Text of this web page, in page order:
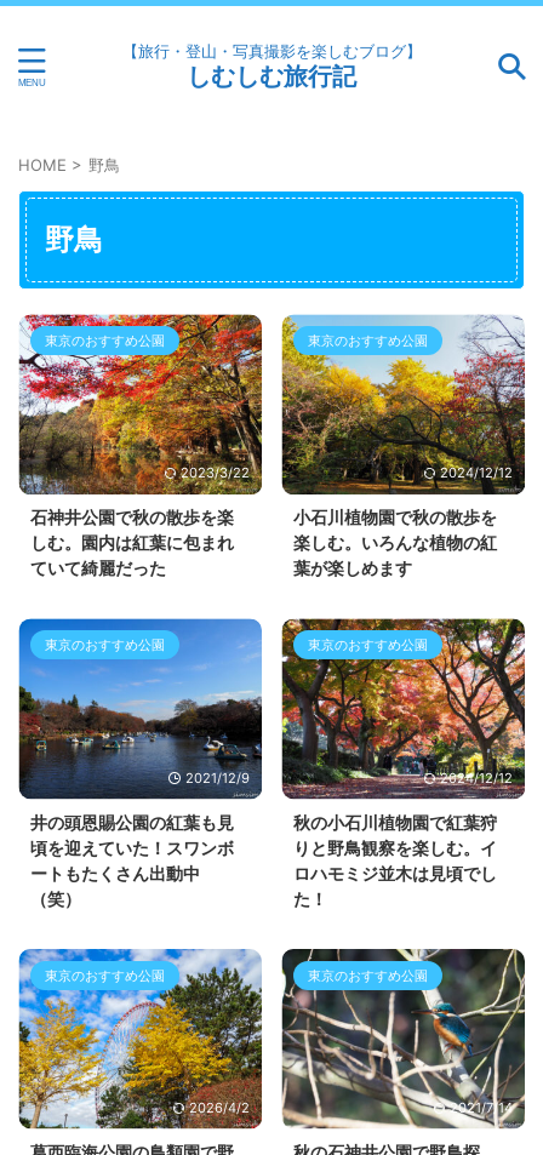
【旅行・登山・写真撮影を楽しむブログ】
しむしむ旅行記
HOME > 野鳥
野鳥
東京のおすすめ公園
2023/3/22
石神井公園で秋の散歩を楽
しむ。園内は紅葉に包まれ
ていて綺麗だった
東京のおすすめ公園
2024/12/12
小石川植物園で秋の散歩を
楽しむ。いろんな植物の紅
葉が楽しめます
東京のおすすめ公園
2021/12/9
井の頭恩賜公園の紅葉も見
頃を迎えていた！スワンボ
ートもたくさん出動中
（笑）
東京のおすすめ公園
2024/12/12
秋の小石川植物園で紅葉狩
りと野鳥観察を楽しむ。イ
ロハモミジ並木は見頃でし
た！
東京のおすすめ公園
2026/4/2
東京のおすすめ公園
2021/7/14